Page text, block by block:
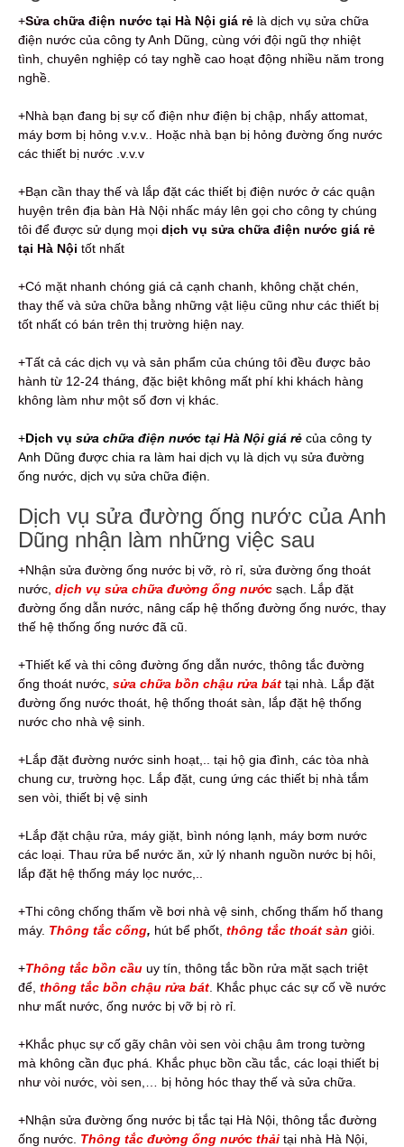
+Sửa chữa điện nước tại Hà Nội giá rẻ là dịch vụ sửa chữa
điện nước của công ty Anh Dũng, cùng với đội ngũ thợ nhiệt
tình, chuyên nghiệp có tay nghề cao hoạt động nhiều năm trong
nghề.
+Nhà bạn đang bị sự cố điện như điện bị chập, nhẩy attomat,
máy bơm bị hỏng v.v.v.. Hoặc nhà bạn bị hỏng đường ống nước
các thiết bị nước .v.v.v
+Bạn cần thay thế và lắp đặt các thiết bị điện nước ở các quận
huyện trên địa bàn Hà Nội nhấc máy lên gọi cho công ty chúng
tôi để được sử dụng mọi dịch vụ sửa chữa điện nước giá rẻ
tại Hà Nội tốt nhất
+Có mặt nhanh chóng giá cả cạnh chanh, không chặt chén,
thay thế và sửa chữa bằng những vật liệu cũng như các thiết bị
tốt nhất có bán trên thị trường hiện nay.
+Tất cả các dịch vụ và sản phẩm của chúng tôi đều được bảo
hành từ 12-24 tháng, đặc biệt không mất phí khi khách hàng
không làm như một số đơn vị khác.
+Dịch vụ sửa chữa điện nước tại Hà Nội giá rẻ của công ty
Anh Dũng được chia ra làm hai dịch vụ là dịch vụ sửa đường
ống nước, dịch vụ sửa chữa điện.
Dịch vụ sửa đường ống nước của Anh
Dũng nhận làm những việc sau
+Nhận sửa đường ống nước bị vỡ, rò rỉ, sửa đường ống thoát
nước, dịch vụ sửa chữa đường ống nước sạch. Lắp đặt
đường ống dẫn nước, nâng cấp hệ thống đường ống nước, thay
thế hệ thống ống nước đã cũ.
+Thiết kế và thi công đường ống dẫn nước, thông tắc đường
ống thoát nước, sửa chữa bồn chậu rửa bát tại nhà. Lắp đặt
đường ống nước thoát, hệ thống thoát sàn, lắp đặt hệ thống
nước cho nhà vệ sinh.
+Lắp đặt đường nước sinh hoạt,.. tại hộ gia đình, các tòa nhà
chung cư, trường học. Lắp đặt, cung ứng các thiết bị nhà tắm
sen vòi, thiết bị vệ sinh
+Lắp đặt chậu rửa, máy giặt, bình nóng lạnh, máy bơm nước
các loại. Thau rửa bể nước ăn, xử lý nhanh nguồn nước bị hôi,
lắp đặt hệ thống máy lọc nước,..
+Thi công chống thấm về bơi nhà vệ sinh, chống thấm hố thang
máy. Thông tắc cống, hút bể phốt, thông tắc thoát sàn giỏi.
+Thông tắc bồn cầu uy tín, thông tắc bồn rửa mặt sạch triệt
để, thông tắc bồn chậu rửa bát . Khắc phục các sự cố về nước
như mất nước, ống nước bị vỡ bị rò rỉ.
+Khắc phục sự cố gãy chân vòi sen vòi chậu âm trong tường
mà không cần đục phá. Khắc phục bồn cầu tắc, các loại thiết bị
như vòi nước, vòi sen,… bị hỏng hóc thay thế và sửa chữa.
+Nhận sửa đường ống nước bị tắc tại Hà Nội, thông tắc đường
ống nước. Thông tắc đường ống nước thải tại nhà Hà Nội,